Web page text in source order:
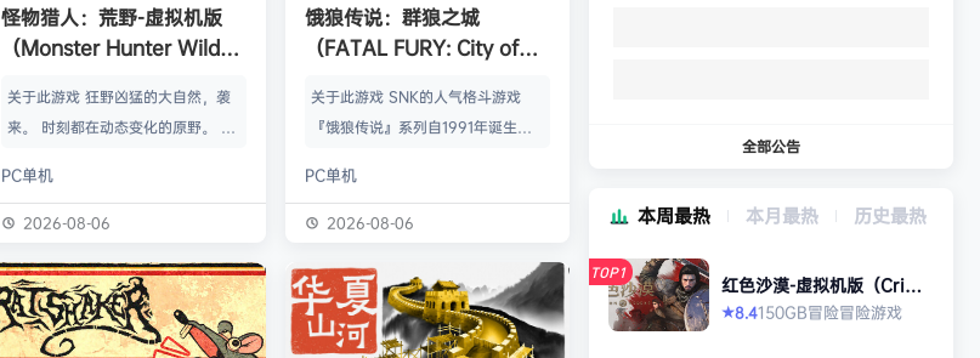
怪物猎人：荒野-虚拟机版
（Monster Hunter Wilds
版
关于此游戏 狂野凶猛的大自然，袭
来。 时刻都在动态变化的原野。 这
的怪物与人们的故事。 你会化为以
狩猎强大怪物为生的“猎人”，使用狩
并逐渐解明这个世界与人们之间的关
联。 进化的狩猎动作，寻求连续不
断的沉浸感，究极的狩猎体验正等待
PC单机
2026-08-06
饿狼传说：群狼之城
（FATAL FURY: City of
关于此游戏 SNK的人气格斗游戏
『饿狼传说』系列自1991年诞生以
潮。从1999年的『饿狼 -MARK OF
THE WOLVES-』起，时隔26年，
the Wolves』终于登场！ ■新实装
了加速兴奋的“REV系统”！ 新实装
的“REV系统”可以从战斗开始发动各
PC单机
2026-08-06
全部公告
本周最热 本月最热 历史最热
TOP1
红色沙漠-虚拟机版（Crims
on Desert HYPERVISO
R）免安装中文版
★8.4150GB冒险冒险游戏